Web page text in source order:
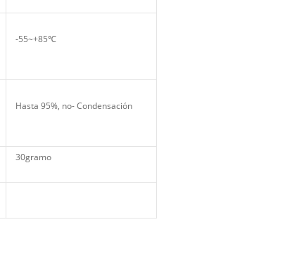
-55~+85℃
Hasta 95%, no- Condensación
30gramo